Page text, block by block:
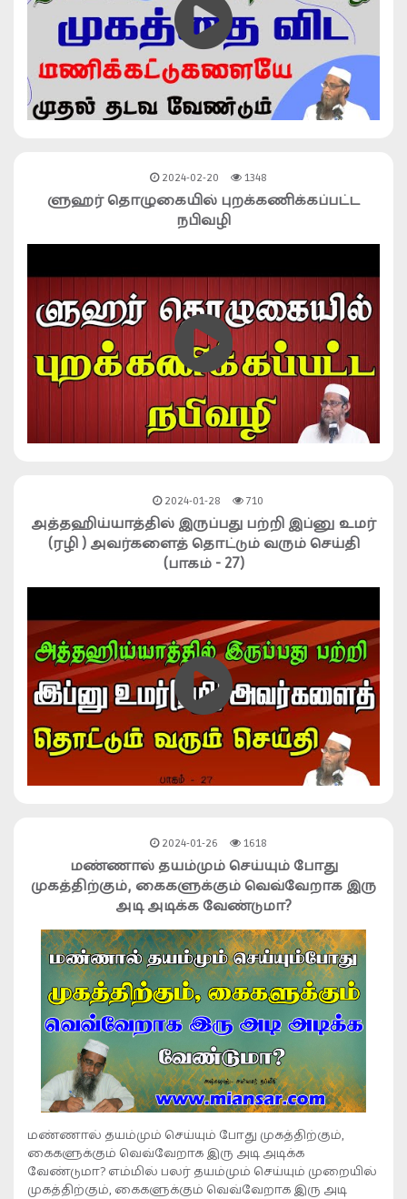
2024-02-20 1348
ளுஹர் தொழுகையில் புறக்கணிக்கப்பட்ட
நபிவழி
2024-01-28 710
அத்தஹிய்யாத்தில் இருப்பது பற்றி இப்னு உமர்
(ரழி ) அவர்களைத் தொட்டும் வரும் செய்தி
(பாகம் - 27)
2024-01-26 1618
மண்ணால் தயம்மும் செய்யும் போது
முகத்திற்கும், கைகளுக்கும் வெவ்வேறாக இரு
அடி அடிக்க வேண்டுமா?
மண்ணால் தயம்மும் செய்யும் போது முகத்திற்கும்,
கைகளுக்கும் வெவ்வேறாக இரு அடி அடிக்க
வேண்டுமா? எம்மில் பலர் தயம்மும் செய்யும் முறையில்
முகத்திற்கும், கைகளுக்கும் வெவ்வேறாக இரு அடி